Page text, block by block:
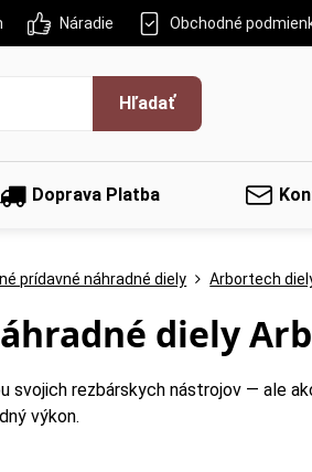
Náradie Obchodné
Hľadať
Doprava Platba
prídavné náhradné diely Arbortech
diely
svojich rezbárskych nástrojov — ale
výkon.